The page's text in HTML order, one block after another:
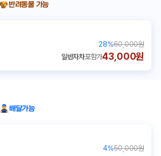
반려동물 가능
28%60,000원
일반자차포함가43,000원
배달가능
4%50,000원